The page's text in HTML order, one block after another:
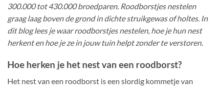
300.000 tot 430.000 broedparen. Roodborstjes nestelen
graag laag boven de grond in dichte struikgewas of holtes. In
dit blog lees je waar roodborstjes nestelen, hoe je hun nest
herkent en hoe je ze in jouw tuin helpt zonder te verstoren.
Hoe herken je het nest van een roodborst?
Het nest van een roodborst is een slordig kommetje van